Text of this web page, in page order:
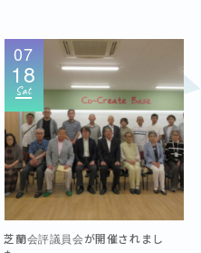
07
18
Sat
芝蘭会評議員会が開催されまし